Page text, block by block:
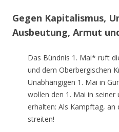
Gegen Kapitalismus,
Ausbeutung, Armut
Das Bündnis 1. Mai* ruft
und dem Oberbergischen
Unabhängigen 1. Mai in
wollen den 1. Mai in
erhalten: Als Kampftag,
streiten!